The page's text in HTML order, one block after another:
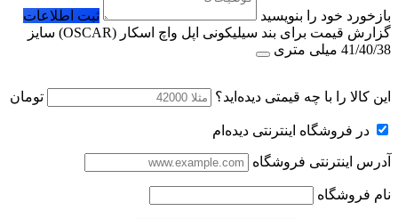
بازخورد خود را بنویسید
ثبت اطلاعات
گزارش قیمت برای بند سیلیکونی اپل واچ اسکار (OSCAR) سایز
41/40/38 میلی متری
این کالا را با چه قیمتی دیده‌اید؟ تومان
در فروشگاه اینترنتی دیده‌ام
آدرس اینترنتی فروشگاه
نام فروشگاه